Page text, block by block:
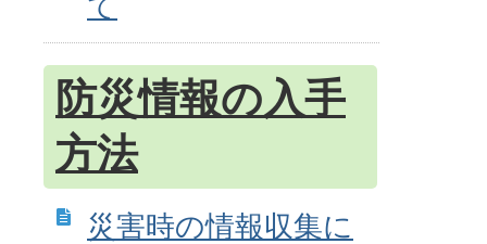
防災情報の入手
方法
災害時の情報収集に